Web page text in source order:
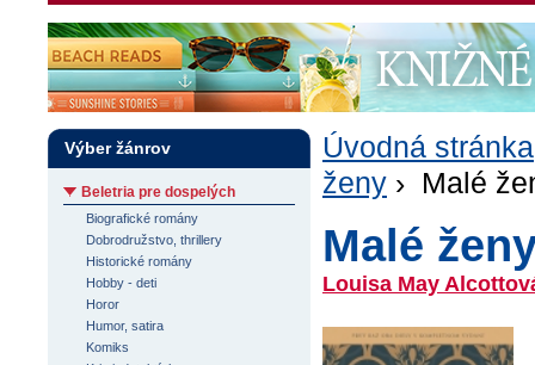
Úvodná stránka
ženy › Malé
Malé
Louisa May
Výber žánrov
Beletria pre dospelých
Biografické romány
Dobrodružstvo, thrillery
Historické romány
Hobby - deti
Horor
Humor, satira
Komiks